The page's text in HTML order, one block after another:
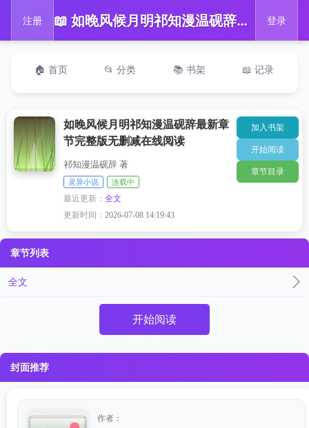
注册 📖 如晚风候月明祁知漫温砚辞最新章节完整版无删减在线阅读 登录
🏠 首页 📂 分类 📚 书架 📖 记录
如晚风候月明祁知漫温砚辞最新章
节完整版无删减在线阅读
祁知漫温砚辞 著
灵异小说 连载中
最近更新：全文
更新时间：2026-07-08 14:19:43
加入书架
开始阅读
章节目录
章节列表
全文
开始阅读
封面推荐
作者：